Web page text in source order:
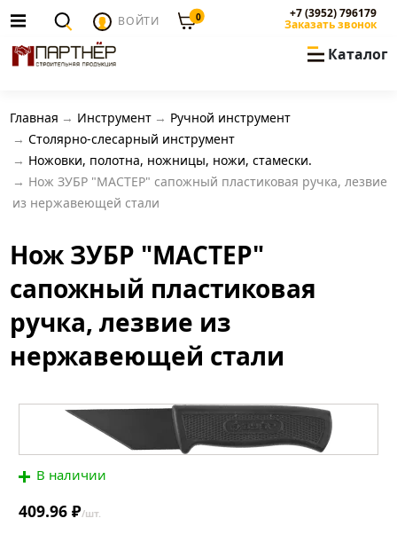
ВОЙТИ 0 +7 (3952) 796179
Заказать звонок
Каталог
Главная Инструмент
Ручной инструмент
Столярно-слесарный инструмент
Ножовки, полотна, ножницы, ножи, стамески.
Нож ЗУБР "МАСТЕР" сапожный пластиковая ручка, лезвие
из нержавеющей стали
Нож ЗУБР "МАСТЕР"
сапожный пластиковая
ручка, лезвие из
нержавеющей стали
В наличии
409.96 ₽/шт.